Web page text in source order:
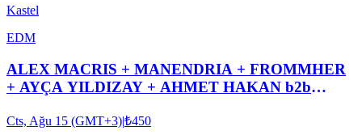
Kastel
EDM
ALEX MACRIS + MANENDRIA + FROMMHER
+ AYÇA YILDIZAY + AHMET HAKAN b2b
Cts, Ağu 15 (GMT+3)|₺450